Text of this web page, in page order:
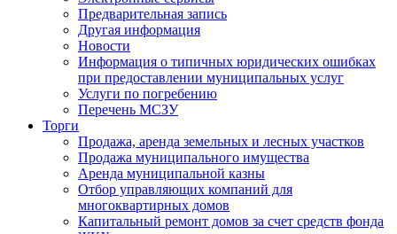
Предварительная запись
Другая информация
Новости
Информация о типичных юридических ошибках
при предоставлении муниципальных услуг
Услуги по погребению
Перечень МСЗУ
Торги
Продажа, аренда земельных и лесных участков
Продажа муниципального имущества
Аренда муниципальной казны
Отбор управляющих компаний для
многоквартирных домов
Капитальный ремонт домов за счет средств фонда